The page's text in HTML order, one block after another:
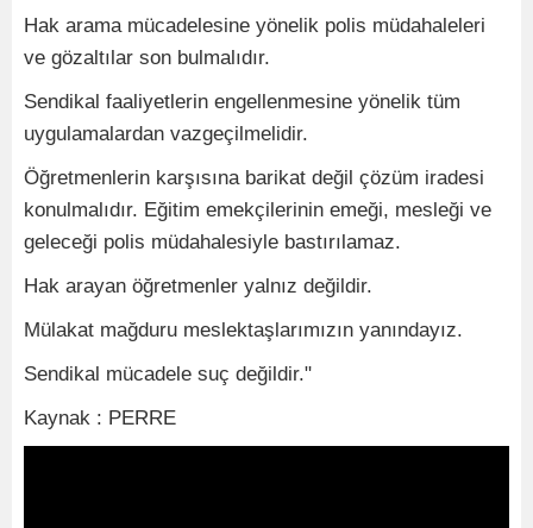
Hak arama mücadelesine yönelik polis müdahaleleri
ve gözaltılar son bulmalıdır.
Sendikal faaliyetlerin engellenmesine yönelik tüm
uygulamalardan vazgeçilmelidir.
Öğretmenlerin karşısına barikat değil çözüm iradesi
konulmalıdır. Eğitim emekçilerinin emeği, mesleği ve
geleceği polis müdahalesiyle bastırılamaz.
Hak arayan öğretmenler yalnız değildir.
Mülakat mağduru meslektaşlarımızın yanındayız.
Sendikal mücadele suç değildir."
Kaynak : PERRE